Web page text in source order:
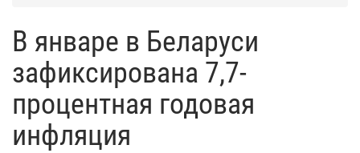
В январе в Беларуси
зафиксирована 7,7-
процентная годовая
инфляция